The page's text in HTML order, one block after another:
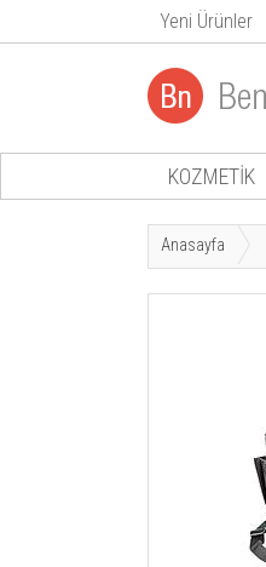
Yeni Ürünler
KOZMETİK
Anasayfa